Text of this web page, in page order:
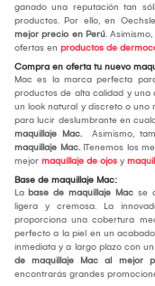
ganado una reputación tan
productos. Por ello, en
mejor precio en Perú.
ofertas en productos de
Compra en oferta tu nuevo
Mac es la marca perfecta
productos de alta calidad y una
un look natural y discreto o uno
para lucir deslumbrante en
maquillaje Mac.
Asimismo,
maquillaje Mac. ¡Tenemos los
mejor maquillaje de ojos y
Base de maquillaje Mac:
La base de maquillaje Mac se
ligera y cremosa. La
proporciona una cobertura
perfecto a la piel en un
inmediata y a largo plazo con
de maquillaje Mac al mejor
encontrarás grandes